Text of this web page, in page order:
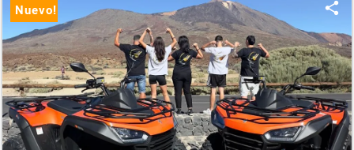
Nuevo!